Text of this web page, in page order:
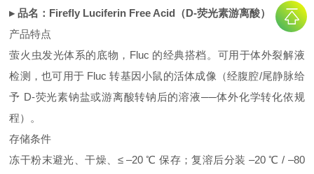
▸ 品名：Firefly Luciferin Free Acid（D‑荧光素游离酸）
产品特点
萤火虫发光体系的底物，Fluc 的经典搭档。可用于体外裂解液
检测，也可用于 Fluc 转基因小鼠的活体成像（经腹腔/尾静脉给
予 D‑荧光素钠盐或游离酸转钠后的溶液──体外化学转化依规
程）。
存储条件
冻干粉末避光、干燥、≤ –20 ℃ 保存；复溶后分装 –20 ℃ / –80